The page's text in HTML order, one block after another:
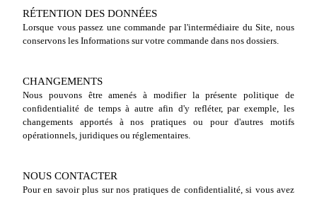
RÉTENTION DES DONNÉES
Lorsque vous passez une commande par l'intermédiaire du Site, nous
conservons les Informations sur votre commande dans nos dossiers.
CHANGEMENTS
Nous pouvons être amenés à modifier la présente politique de
confidentialité de temps à autre afin d'y refléter, par exemple, les
changements apportés à nos pratiques ou pour d'autres motifs
opérationnels, juridiques ou réglementaires.
NOUS CONTACTER
Pour en savoir plus sur nos pratiques de confidentialité, si vous avez